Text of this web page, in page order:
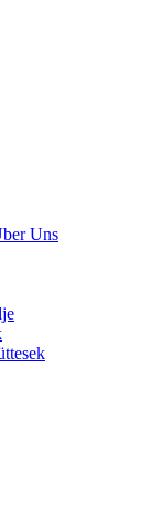
Uns